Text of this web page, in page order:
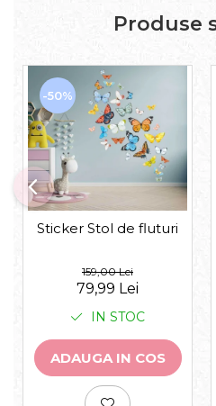
Produse
-50%
Sticker Stol de fluturi
159,00 Lei
79,99 Lei
IN STOC
ADAUGA IN COS